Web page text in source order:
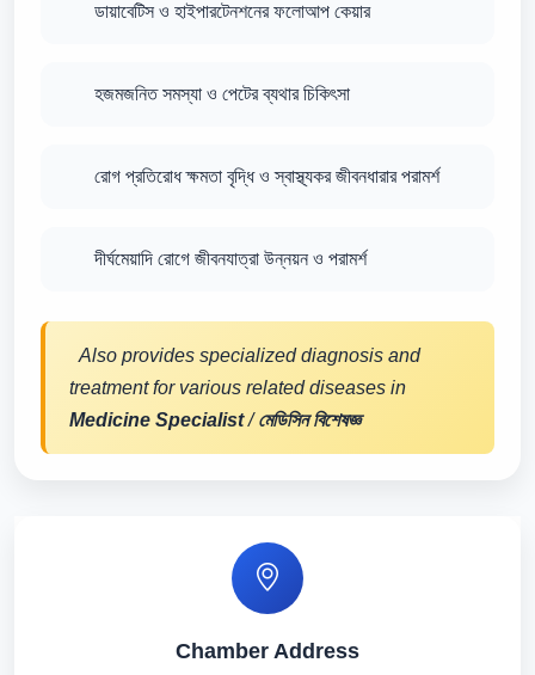
ডায়াবেটিস ও হাইপারটেনশনের ফলোআপ কেয়ার
হজমজনিত সমস্যা ও পেটের ব্যথার চিকিৎসা
রোগ প্রতিরোধ ক্ষমতা বৃদ্ধি ও স্বাস্থ্যকর জীবনধারার পরামর্শ
দীর্ঘমেয়াদি রোগে জীবনযাত্রা উন্নয়ন ও পরামর্শ
Also provides specialized diagnosis and
treatment for various related diseases in
Medicine Specialist/মেডিসিন বিশেষজ্ঞ
Chamber Address